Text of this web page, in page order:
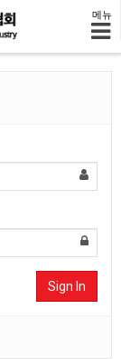
메뉴
Sign In